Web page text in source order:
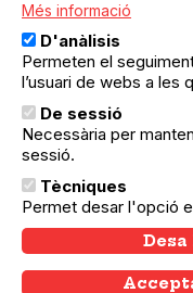
Menú
Legal
Política de privacitat
Avís legal
Política de cookies
El Quèdequè no es fa
programades; en són
organitzadors.
© Quedequè, 2025
Més informació
D'anàlisis
Permeten el
l’usuari de webs a les
De sessió
Necessària per
sessió.
Tècniques
Permet desar l'opció